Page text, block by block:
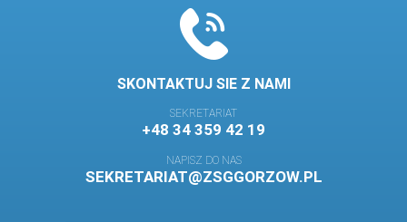
SKONTAKTUJ SIE Z NAMI
SEKRETARIAT
+48 34 359 42 19
NAPISZ DO NAS
SEKRETARIAT@ZSGGORZOW.PL